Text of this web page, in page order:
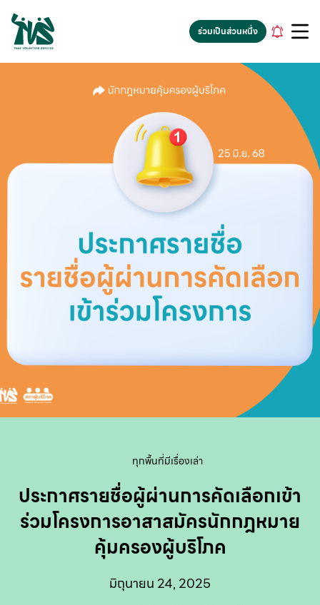
gv-5iuoxpem74qfjw.dv.googlehosted.com
ร่วมเป็นส่วนหนึ่ง
ทุกพื้นที่มีเรื่องเล่า
ประกาศรายชื่อผู้ผ่านการคัดเลือกเข้า
ร่วมโครงการอาสาสมัครนักกฎหมาย
คุ้มครองผู้บริโภค
มิถุนายน 24, 2025